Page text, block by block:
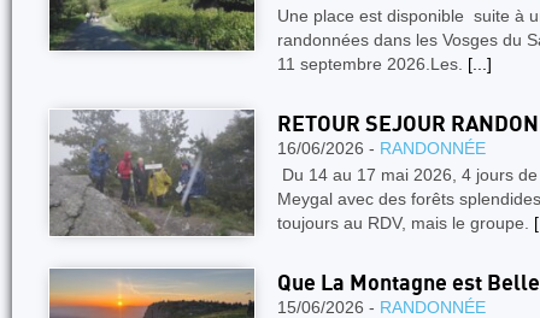
Une place est disponible suite à
randonnées dans les Vosges du
11 septembre 2026.Les. [...]
RETOUR SEJOUR
16/06/2026 - RANDONNÉE
Du 14 au 17 mai 2026, 4 jours
Meygal avec des forêts
toujours au RDV, mais le groupe.
Que La Montagne est
15/06/2026 - RANDONNÉE